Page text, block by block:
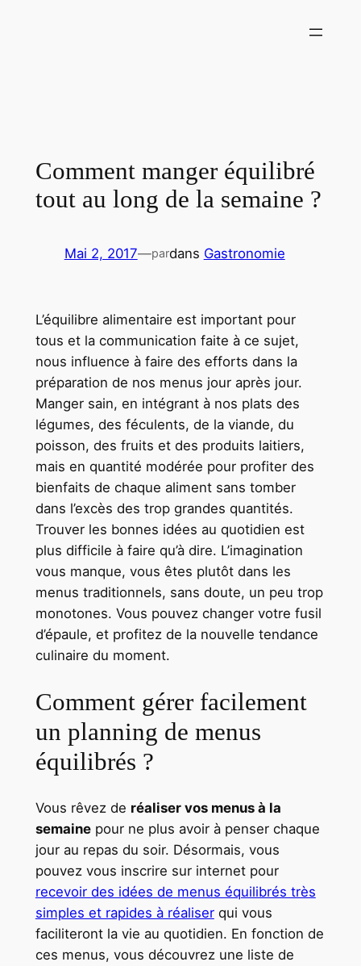
Comment manger équilibré
tout au long de la semaine ?
Mai 2, 2017—pardans Gastronomie
L’équilibre alimentaire est important pour
tous et la communication faite à ce sujet,
nous influence à faire des efforts dans la
préparation de nos menus jour après jour.
Manger sain, en intégrant à nos plats des
légumes, des féculents, de la viande, du
poisson, des fruits et des produits laitiers,
mais en quantité modérée pour profiter des
bienfaits de chaque aliment sans tomber
dans l’excès des trop grandes quantités.
Trouver les bonnes idées au quotidien est
plus difficile à faire qu’à dire. L’imagination
vous manque, vous êtes plutôt dans les
menus traditionnels, sans doute, un peu trop
monotones. Vous pouvez changer votre fusil
d’épaule, et profitez de la nouvelle tendance
culinaire du moment.
Comment gérer facilement
un planning de menus
équilibrés ?
Vous rêvez de réaliser vos menus à la
semainepour ne plus avoir à penser chaque
jour au repas du soir. Désormais, vous
pouvez vous inscrire sur internet pour
recevoir des idées de menus équilibrés très
simples et rapides à réaliserqui vous
faciliteront la vie au quotidien. En fonction de
ces menus, vous découvrez une liste de